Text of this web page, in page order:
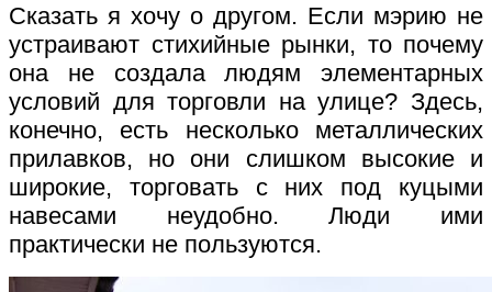
Сказать я хочу о другом. Если мэрию не
устраивают стихийные рынки, то почему
она не создала людям элементарных
условий для торговли на улице? Здесь,
конечно, есть несколько металлических
прилавков, но они слишком высокие и
широкие, торговать с них под куцыми
навесами неудобно. Люди ими
практически не пользуются.